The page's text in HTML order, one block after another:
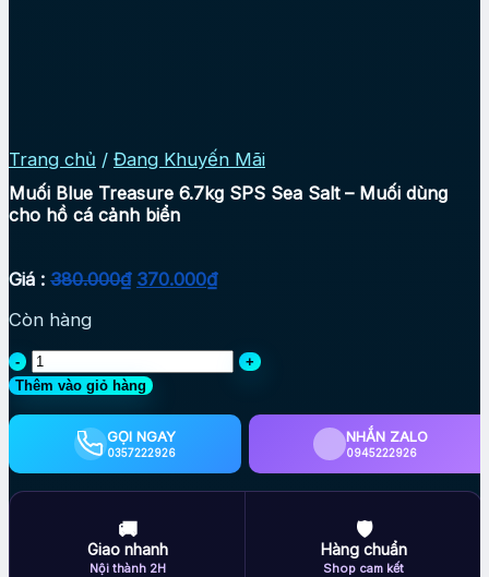
Trang chủ / Đang Khuyến Mãi
Muối Blue Treasure 6.7kg SPS Sea Salt – Muối dùng
cho hồ cá cảnh biển
Giá : 380.000₫ Giá
370.000₫Giá
370.000₫.
Còn hàng
Muối
Blue
Treasure
Salt
Thêm vào giỏ hàng
GỌI NGAY
0357222926
NHẮN ZALO
0945222926
🚚
Giao nhanh
Nội thành 2H
🛡
Hàng chuẩn
Shop cam kết